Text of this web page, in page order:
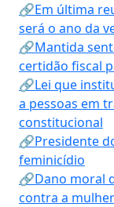
🔗Em última
será o ano da
🔗Mantida
certidão fiscal
🔗Lei que
a pessoas em
constitucional
🔗Presidente
feminicídio
🔗Dano moral
contra a